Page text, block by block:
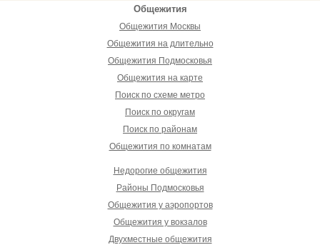
Общежития
Общежития Москвы
Общежития на длительно
Общежития Подмосковья
Общежития на карте
Поиск по схеме метро
Поиск по округам
Поиск по районам
Общежития по комнатам
Недорогие общежития
Районы Подмосковья
Общежития у аэропортов
Общежития у вокзалов
Двухместные общежития